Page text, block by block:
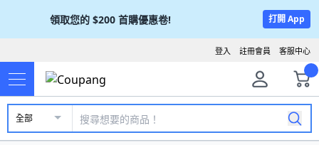
領取您的 $200 首購優惠卷! 打開 App
客服中心
註冊會員
登入
全部